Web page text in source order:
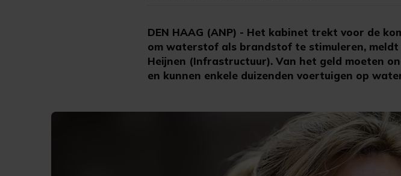
DEN HAAG (ANP) - Het kabinet trekt voor de
om waterstof als brandstof te stimuleren,
Heijnen (Infrastructuur). Van het geld moeten
en kunnen enkele duizenden voertuigen op